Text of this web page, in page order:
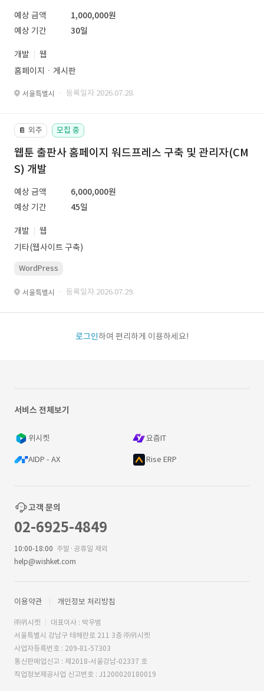
예상 금액
1,000,000원
예상 기간
30일
개발
웹
홈페이지ㆍ게시판
서울특별시 · 등록일자 2026.07.28.
📔 외주 모집 중
웹툰 출판사 홈페이지 워드프레스 구축 및 관리자(CM
S) 개발
예상 금액
6,000,000원
예상 기간
45일
개발
웹
기타(웹사이트 구축)
WordPress
서울특별시 · 등록일자 2026.07.29.
로그인하여 편리하게 이용하세요!
서비스 전체보기
위시켓 요즘IT
AIDP - AX Rise ERP
고객 문의
02-6925-4849
10:00-18:00 주말·공휴일 제외
help@wishket.com
이용약관 개인정보 처리방침
㈜위시켓
대표이사 : 박우범
서울특별시 강남구 테헤란로 211 3층 ㈜위시켓
사업자등록번호 : 209-81-57303
통신판매업신고 : 제2018-서울강남-02337 호
직업정보제공사업 신고번호 : J1200020180019